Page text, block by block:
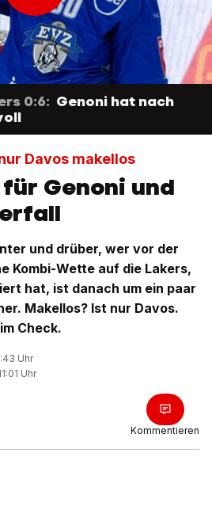
0:6: Genoni hat nach
Davos makellos
Genoni und
und drüber, wer vor der
Kombi-Wette auf die Lakers,
hat, ist danach um ein paar
Makellos? Ist nur Davos.
Check.
Uhr
Uhr
Kommentieren